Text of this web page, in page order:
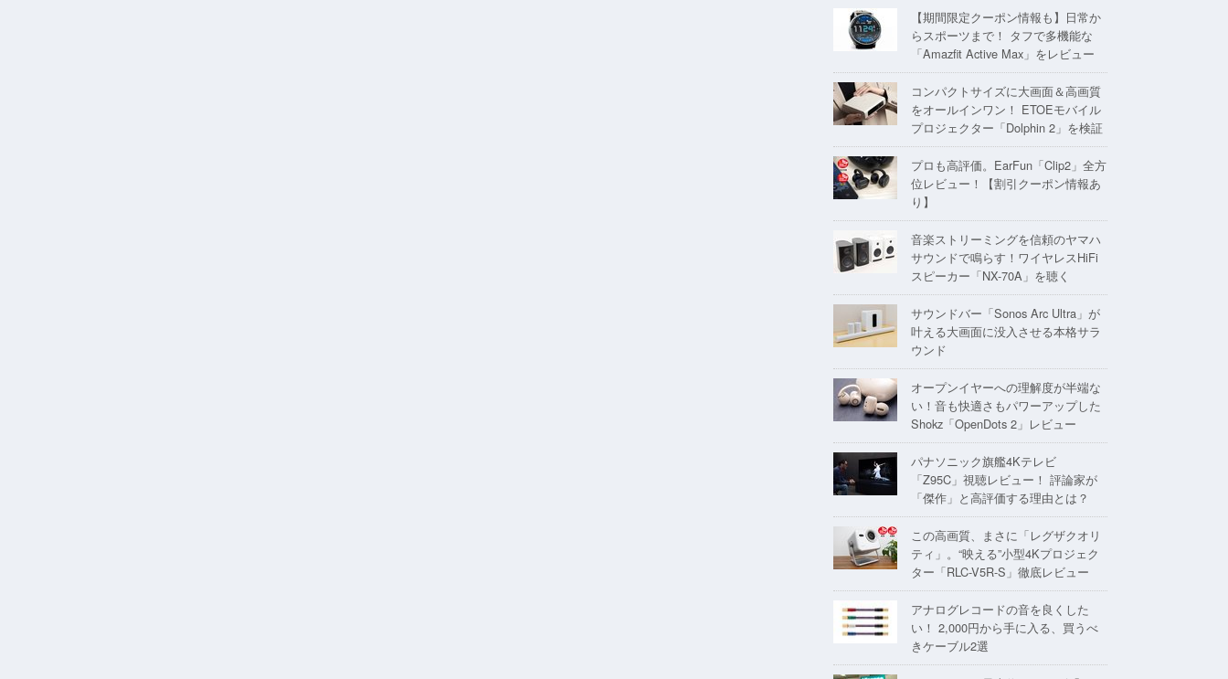
【期間限定クーポン情報も】日常か
らスポーツまで！ タフで多機能な
「Amazfit Active Max」をレビュー
コンパクトサイズに大画面＆高画質
をオールインワン！ ETOEモバイル
プロジェクター「Dolphin 2」を検証
プロも高評価。EarFun「Clip2」全方
位レビュー！【割引クーポン情報あ
り】
音楽ストリーミングを信頼のヤマハ
サウンドで鳴らす！ワイヤレスHiFi
スピーカー「NX-70A」を聴く
サウンドバー「Sonos Arc Ultra」が
叶える大画面に没入させる本格サラ
ウンド
オープンイヤーへの理解度が半端な
い！音も快適さもパワーアップした
Shokz「OpenDots 2」レビュー
パナソニック旗艦4Kテレビ
「Z95C」視聴レビュー！ 評論家が
「傑作」と高評価する理由とは？
この高画質、まさに「レグザクオリ
ティ」。“映える”小型4Kプロジェク
ター「RLC-V5R-S」徹底レビュー
アナログレコードの音を良くした
い！ 2,000円から手に入る、買うべ
きケーブル2選